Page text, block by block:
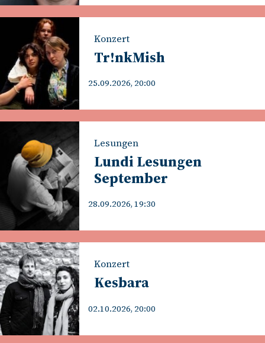
Konzert
Tr!nkMish
25.09.2026, 20:00
Lesungen
Lundi Lesungen
September
28.09.2026, 19:30
Konzert
Kesbara
02.10.2026, 20:00